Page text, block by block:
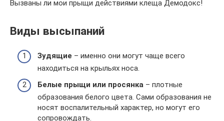
Вызваны ли мои прыщи действиями клеща Демодокс!
Виды высыпаний
Зудящие – именно они могут чаще всего
находиться на крыльях носа.
Белые прыщи или просянка – плотные
образования белого цвета. Сами образования не
носят воспалительный характер, но могут его
сопровождать.